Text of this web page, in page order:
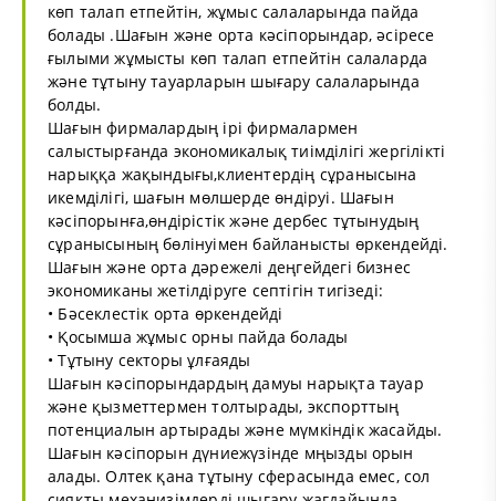
көп талап етпейтін, жұмыс салаларында пайда
болады .Шағын және орта кәсіпорындар, әсіресе
ғылыми жұмысты көп талап етпейтін салаларда
және тұтыну тауарларын шығару салаларында
болды.
Шағын фирмалардың ірі фирмалармен
салыстырғанда экономикалық тиімділігі жергілікті
нарыққа жақындығы,клиентердің сұранысына
икемділігі, шағын мөлшерде өндіруі. Шағын
кәсіпорынға,өндірістік және дербес тұтынудың
сұранысының бөлінуімен байланысты өркендейді.
Шағын және орта дәрежелі деңгейдегі бизнес
экономиканы жетілдіруге септігін тигізеді:
• Бәсеклестік орта өркендейді
• Қосымша жұмыс орны пайда болады
• Тұтыну секторы ұлғаяды
Шағын кәсіпорындардың дамуы нарықта тауар
және қызметтермен толтырады, экспорттың
потенциалын артырады және мүмкіндік жасайды.
Шағын кәсіпорын дүниежүзінде мңызды орын
алады. Олтек қана тұтыну сферасында емес, сол